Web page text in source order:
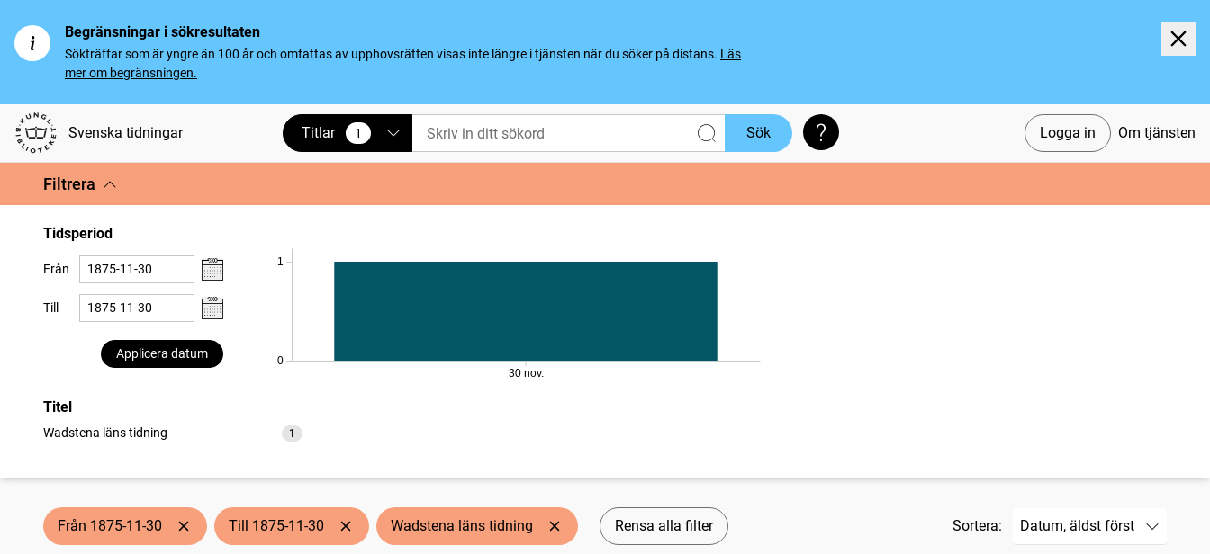
Begränsningar i sökresultaten
Sökträffar som är yngre än 100 år och omfattas av upphovsrätten visas inte längre i tjänsten när du söker på distans. Läs
mer om begränsningen.
Svenska tidningar Logga in Om tjänsten
Titlar 1
vald Sök Söktips
Filtrera
Tidsperiod
Från
Till
Applicera datum
0
1
30 nov.
Titel
Wadstena läns tidning 1
träffar
Från 1875-11-30 Till 1875-11-30 Wadstena läns tidning Rensa alla filter Sortera: